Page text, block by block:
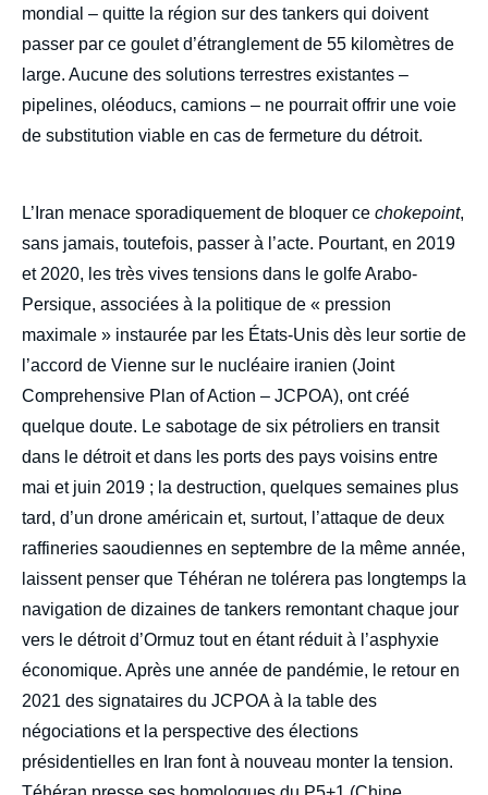
mondial – quitte la région sur des tankers qui doivent
passer par ce goulet d’étranglement de 55 kilomètres de
large. Aucune des solutions terrestres existantes –
pipelines, oléoducs, camions – ne pourrait offrir une voie
de substitution viable en cas de fermeture du détroit.
L’Iran menace sporadiquement de bloquer ce chokepoint,
sans jamais, toutefois, passer à l’acte. Pourtant, en 2019
et 2020, les très vives tensions dans le golfe Arabo-
Persique, associées à la politique de « pression
maximale » instaurée par les États-Unis dès leur sortie de
l’accord de Vienne sur le nucléaire iranien (Joint
Comprehensive Plan of Action – JCPOA), ont créé
quelque doute. Le sabotage de six pétroliers en transit
dans le détroit et dans les ports des pays voisins entre
mai et juin 2019 ; la destruction, quelques semaines plus
tard, d’un drone américain et, surtout, l’attaque de deux
raffineries saoudiennes en septembre de la même année,
laissent penser que Téhéran ne tolérera pas longtemps la
navigation de dizaines de tankers remontant chaque jour
vers le détroit d’Ormuz tout en étant réduit à l’asphyxie
économique. Après une année de pandémie, le retour en
2021 des signataires du JCPOA à la table des
négociations et la perspective des élections
présidentielles en Iran font à nouveau monter la tension.